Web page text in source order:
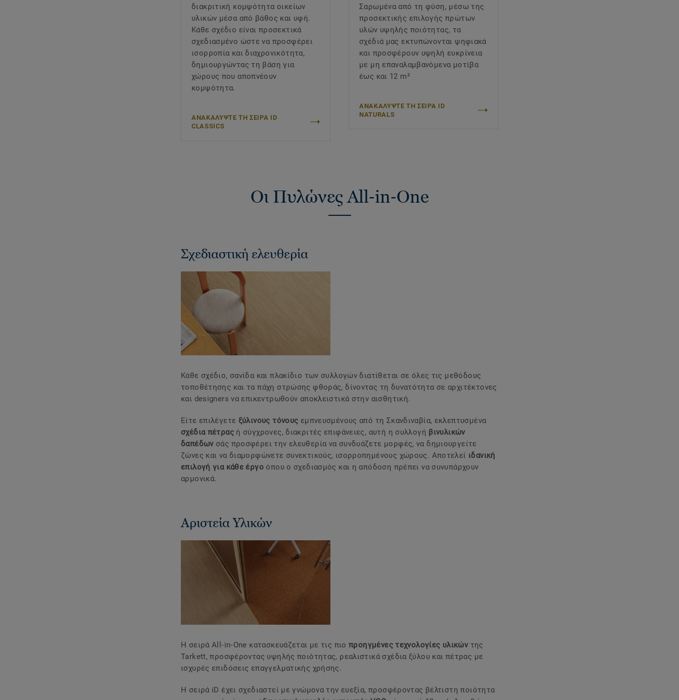
διακριτική κομψότητα οικείων
υλικών μέσα από βάθος και υφή.
Κάθε σχέδιο είναι προσεκτικά
σχεδιασμένο ώστε να προσφέρει
ισορροπία και διαχρονικότητα,
δημιουργώντας τη βάση για
χώρους που αποπνέουν
κομψότητα.
ΑΝΑΚΑΛΥΨΤΕ ΤΗ ΣΕΙΡΑ ID
CLASSICS
Σαρωμένα από τη φύση, μέσω της
προσεκτικής επιλογής πρώτων
υλών υψηλής ποιότητας, τα
σχέδιά μας εκτυπώνονται ψηφιακά
και προσφέρουν υψηλή ευκρίνεια
με μη επαναλαμβανόμενα μοτίβα
έως και 12 m²
ΑΝΑΚΑΛΥΨΤΕ ΤΗ ΣΕΙΡΑ ID
NATURALS
Οι Πυλώνες All‑in‑One
Σχεδιαστική ελευθερία
Κάθε σχέδιο, σανίδα και πλακίδιο των συλλογών διατίθεται σε όλες τις μεθόδους
τοποθέτησης και τα πάχη στρώσης φθοράς, δίνοντας τη δυνατότητα σε αρχιτέκτονες
και designers να επικεντρωθούν αποκλειστικά στην αισθητική.
Είτε επιλέγετε ξύλινους τόνους εμπνευσμένους από τη Σκανδιναβία, εκλεπτυσμένα
σχέδια πέτραςή σύγχρονες, διακριτές επιφάνειες, αυτή η συλλογή βινυλικών
δαπέδων σάς προσφέρει την ελευθερία να συνδυάζετε μορφές, να δημιουργείτε
ζώνες και να διαμορφώνετε συνεκτικούς, ισορροπημένους χώρους. Αποτελεί ιδανική
επιλογή για κάθε έργοόπου ο σχεδιασμός και η απόδοση πρέπει να συνυπάρχουν
αρμονικά.
Αριστεία Υλικών
H σειρά All‑in‑One κατασκευάζεται με τις πιο προηγμένες τεχνολογίες υλικώντης
Tarkett, προσφέροντας υψηλής ποιότητας, ρεαλιστικά σχέδια ξύλου και πέτρας με
ισχυρές επιδόσεις επαγγελματικής χρήσης.
Η σειρά iD έχει σχεδιαστεί με γνώμονα την ευεξία, προσφέροντας βέλτιστη ποιότητα